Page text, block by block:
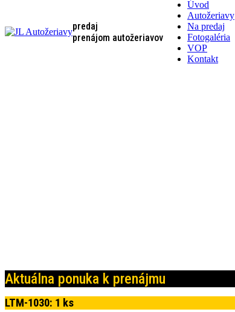
predaj
prenájom autožeriavov
Úvod
Autožeriavy
Na predaj
Fotogaléria
VOP
Kontakt
Aktuálna ponuka k prenájmu
LTM-1030: 1 ks